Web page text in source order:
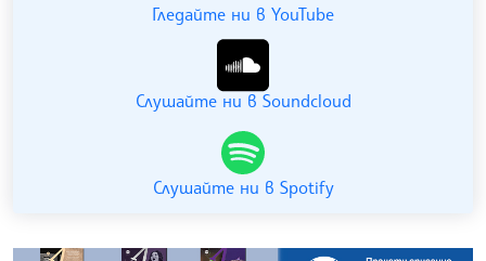
Гледайте ни в YouTube
Слушайте ни в Soundcloud
Слушайте ни в Spotify